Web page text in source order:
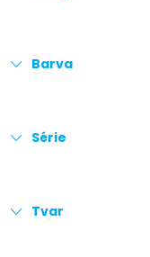
Barva
Série
Tvar